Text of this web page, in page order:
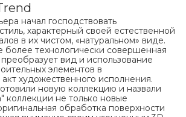
начал господствовать
характерный своей естественной
в их чистом, «натуральном» виде.
более технологически совершенная
вид и использование
элементов в
художественного исполнения.
новую коллекцию и назвали
коллекции не только новые
обработка поверхности